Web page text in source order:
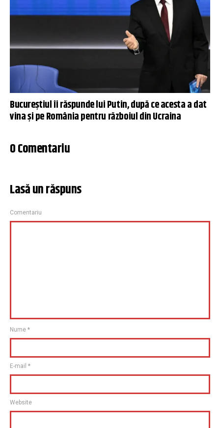
Bucureștiul îi răspunde lui Putin, după ce acesta a dat
vina și pe România pentru războiul din Ucraina
0 Comentariu
Lasă un răspuns
Comentariu
Nume *
E-mail *
Website